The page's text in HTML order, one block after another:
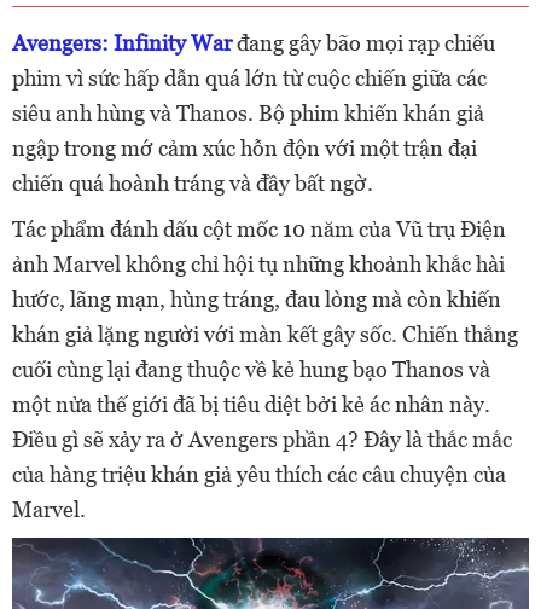
Avengers: Infinity Warđang gây bão mọi rạp chiếu
phim vì sức hấp dẫn quá lớn từ cuộc chiến giữa các
siêu anh hùng và Thanos. Bộ phim khiến khán giả
ngập trong mớ cảm xúc hỗn độn với một trận đại
chiến quá hoành tráng và đầy bất ngờ.
Tác phẩm đánh dấu cột mốc 10 năm của Vũ trụ Điện
ảnh Marvel không chỉ hội tụ những khoảnh khắc hài
hước, lãng mạn, hùng tráng, đau lòng mà còn khiến
khán giả lặng người với màn kết gây sốc. Chiến thắng
cuối cùng lại đang thuộc về kẻ hung bạo Thanos và
một nửa thế giới đã bị tiêu diệt bởi kẻ ác nhân này.
Điều gì sẽ xảy ra ở Avengers phần 4? Đây là thắc mắc
của hàng triệu khán giả yêu thích các câu chuyện của
Marvel.